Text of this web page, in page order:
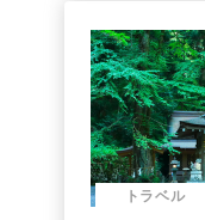
トラベル